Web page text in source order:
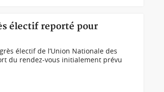
électif reporté pour
électif de l’Union Nationale des
du rendez-vous initialement prévu